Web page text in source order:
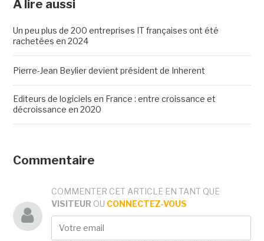
A lire aussi
Un peu plus de 200 entreprises IT françaises ont été
rachetées en 2024
Pierre-Jean Beylier devient président de Inherent
Editeurs de logiciels en France : entre croissance et
décroissance en 2020
Commentaire
COMMENTER CET ARTICLE EN TANT QUE
VISITEUR OU CONNECTEZ-VOUS